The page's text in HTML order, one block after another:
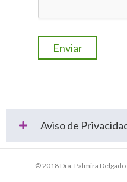
Aviso de
© 2018 Dra. Palmira